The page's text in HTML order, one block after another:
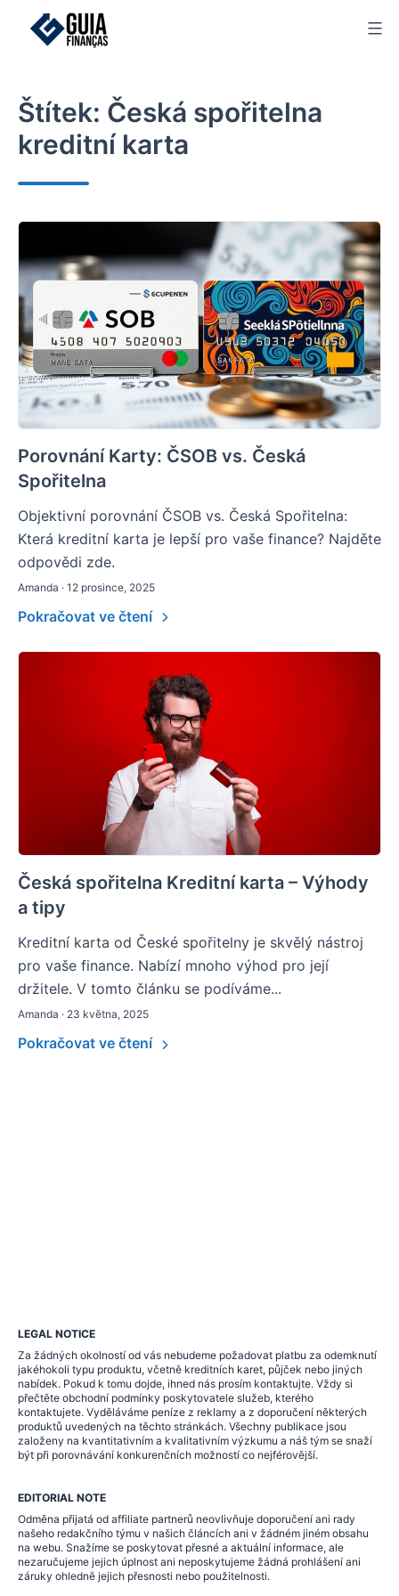
Štítek: Česká spořitelna
kreditní karta
Porovnání Karty: ČSOB vs. Česká
Spořitelna
Objektivní porovnání ČSOB vs. Česká Spořitelna:
Která kreditní karta je lepší pro vaše finance? Najděte
odpovědi zde.
Amanda · 12 prosince, 2025
Pokračovat ve čtení
Česká spořitelna Kreditní karta – Výhody
a tipy
Kreditní karta od České spořitelny je skvělý nástroj
pro vaše finance. Nabízí mnoho výhod pro její
držitele. V tomto článku se podíváme...
Amanda · 23 května, 2025
Pokračovat ve čtení
LEGAL NOTICE
Za žádných okolností od vás nebudeme požadovat platbu za odemknutí
jakéhokoli typu produktu, včetně kreditních karet, půjček nebo jiných
nabídek. Pokud k tomu dojde, ihned nás prosím kontaktujte. Vždy si
přečtěte obchodní podmínky poskytovatele služeb, kterého
kontaktujete. Vyděláváme peníze z reklamy a z doporučení některých
produktů uvedených na těchto stránkách. Všechny publikace jsou
založeny na kvantitativním a kvalitativním výzkumu a náš tým se snaží
být při porovnávání konkurenčních možností co nejférovější.
EDITORIAL NOTE
Odměna přijatá od affiliate partnerů neovlivňuje doporučení ani rady
našeho redakčního týmu v našich článcích ani v žádném jiném obsahu
na webu. Snažíme se poskytovat přesné a aktuální informace, ale
nezaručujeme jejich úplnost ani neposkytujeme žádná prohlášení ani
záruky ohledně jejich přesnosti nebo použitelnosti.